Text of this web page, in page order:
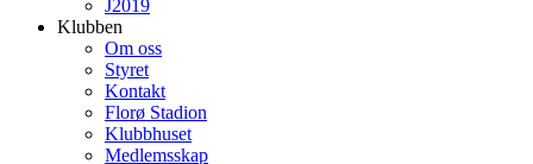
J2019
Klubben
Om oss
Styret
Kontakt
Florø Stadion
Klubbhuset
Medlemsskap